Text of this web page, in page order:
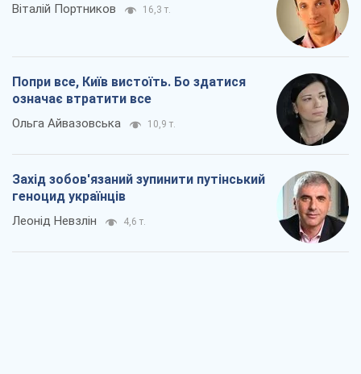
Віталій Портников 16,3 т.
Попри все, Київ вистоїть. Бо здатися
означає втратити все
Ольга Айвазовська 10,9 т.
Захід зобов'язаний зупинити путінський
геноцид українців
Леонід Невзлін 4,6 т.